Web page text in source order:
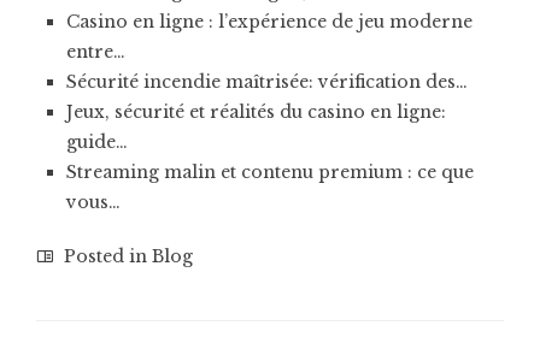
Casino en ligne : l’expérience de jeu moderne
entre…
Sécurité incendie maîtrisée: vérification des…
Jeux, sécurité et réalités du casino en ligne:
guide…
Streaming malin et contenu premium : ce que
vous…
Posted in Blog